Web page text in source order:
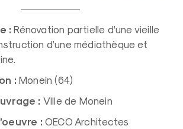
: Rénovation partielle d’une vieille
d’une médiathèque et
: Monein (64)
: Ville de Monein
: OECO Architectes